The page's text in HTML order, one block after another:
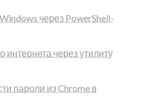
через PowerShell-
интернета через утилиту
пароли из Chrome в